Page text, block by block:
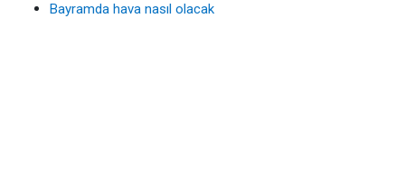
Bayramda hava nasıl olacak